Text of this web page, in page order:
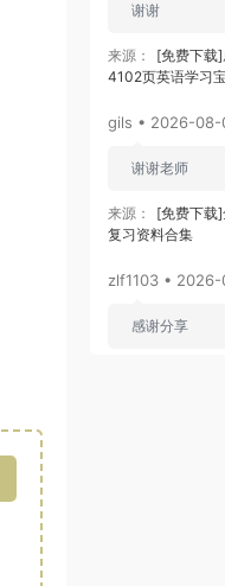
谢谢
来源：
[免费下载
4102页英语学习
gils • 2026-08-
谢谢老师
来源：
[免费下载
复习资料合集
zlf1103 •
感谢分享